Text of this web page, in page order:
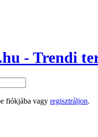
fiókjába vagy regisztráljon.